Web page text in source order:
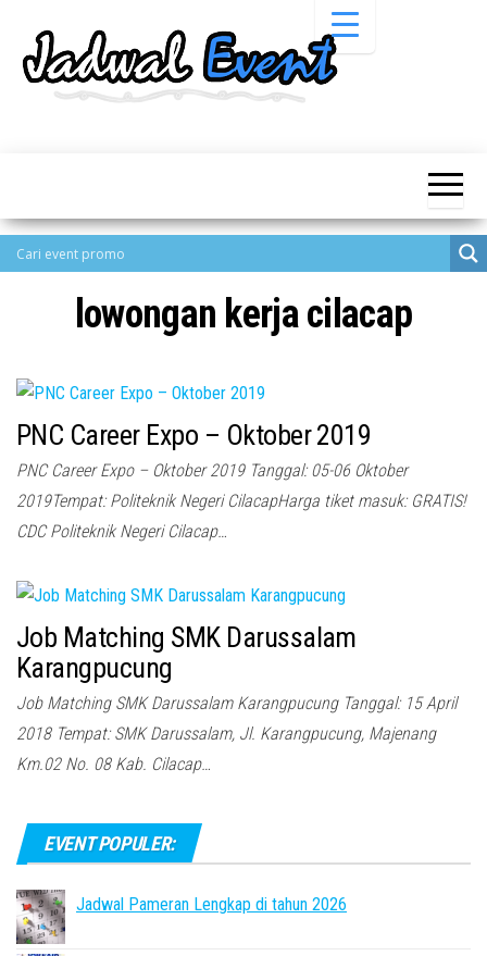
Pameran,
Promo
Terbaru
Pameran,
Seminar,
Bazaar,
Workshop,
Job Fair,
Lomba dll.
lowongan kerja cilacap
PNC Career Expo – Oktober 2019
PNC Career Expo – Oktober 2019 Tanggal: 05-06 Oktober
2019Tempat: Politeknik Negeri CilacapHarga tiket masuk: GRATIS!
CDC Politeknik Negeri Cilacap…
Job Matching SMK Darussalam
Karangpucung
Job Matching SMK Darussalam Karangpucung Tanggal: 15 April
2018 Tempat: SMK Darussalam, Jl. Karangpucung, Majenang
Km.02 No. 08 Kab. Cilacap…
EVENT POPULER:
Jadwal Pameran Lengkap di tahun 2026